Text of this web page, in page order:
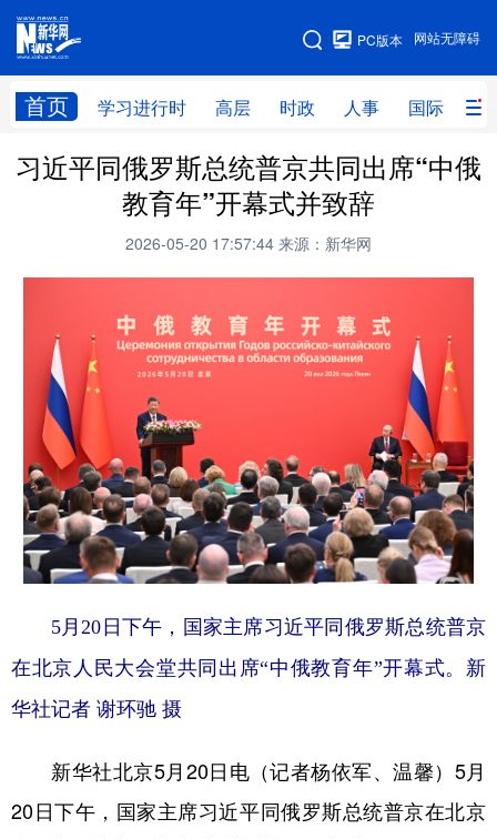
网站无障碍
PC版本
首页 学习进行时 高层 时政 人事 国际 财
网站地图
学习进行时 高层 时政 人事
财经 网评
文化 书画 健康 军事
访谈 政务
法律 中央文件 汽车
食品 人居 信息化 数字经济
学术中国 乡村振兴 银龄 溯源中国
城市 旅游 能源 会展
彩票 娱乐 时尚 悦读
公益 一带一路 亚太网 上市公司
地方频道
习近平同俄罗斯总统普京共同出席“中俄
教育年”开幕式并致辞
2026-05-20 17:57:44 来源：新华网
5月20日下午，国家主席习近平同俄罗斯总统普京
在北京人民大会堂共同出席“中俄教育年”开幕式。新
华社记者 谢环驰 摄
新华社北京5月20日电（记者杨依军、温馨）5月
20日下午，国家主席习近平同俄罗斯总统普京在北京